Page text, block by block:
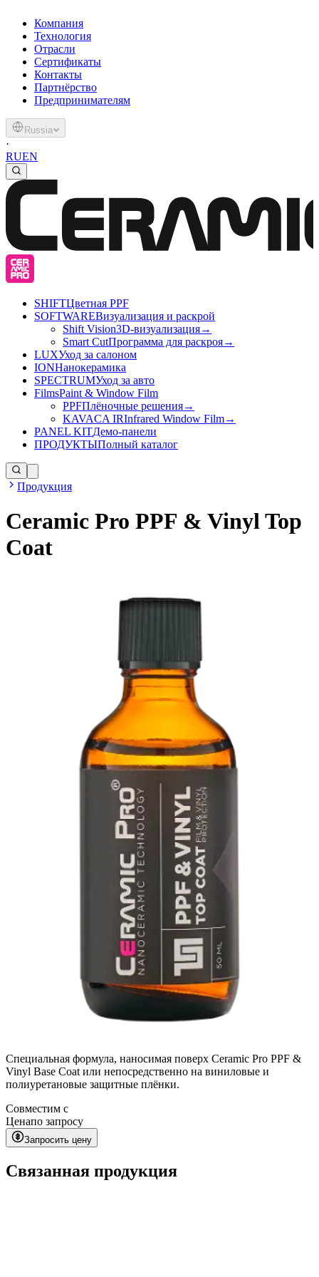
Компания
Технология
Отрасли
Сертификаты
Контакты
Партнёрство
Предпринимателям
Russia
·
RUEN
SHIFTЦветная PPF
SOFTWAREВизуализация и раскрой
Shift Vision3D-визуализация→
Smart CutПрограмма для раскроя→
LUXУход за салоном
IONНанокерамика
SPECTRUMУход за авто
FilmsPaint & Window Film
PPFПлёночные решения→
KAVACA IRInfrared Window Film→
PANEL KITДемо-панели
ПРОДУКТЫПолный каталог
Продукция
Ceramic Pro PPF & Vinyl Top
Coat
Специальная формула, наносимая поверх Ceramic Pro PPF &
Vinyl Base Coat или непосредственно на виниловые и
полиуретановые защитные плёнки.
Совместим с
Ценапо запросу
Запросить цену
Связанная продукция